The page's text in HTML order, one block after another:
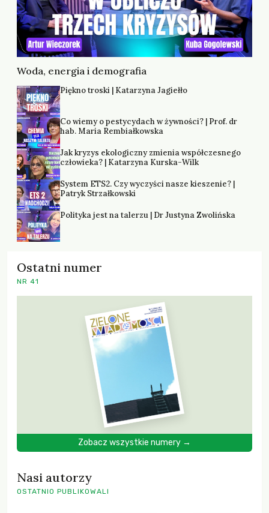
Woda, energia i demografia
Piękno troski | Katarzyna Jagiełło
Co wiemy o pestycydach w żywności? | Prof. dr
hab. Maria Rembiałkowska
Jak kryzys ekologiczny zmienia współczesnego
człowieka? | Katarzyna Kurska-Wilk
System ETS2. Czy wyczyści nasze kieszenie? |
Patryk Strzałkowski
Polityka jest na talerzu | Dr Justyna Zwolińska
Ostatni numer
NR 41
Zobacz wszystkie numery →
Nasi autorzy
OSTATNIO PUBLIKOWALI